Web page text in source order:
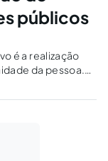
públicos
é a realização
da pessoa.
o inciso LXXVIII